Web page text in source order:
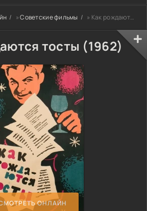
»Советские фильмы » Как рождаются тосты (1962)
тосты (1962)
ОНЛАЙН